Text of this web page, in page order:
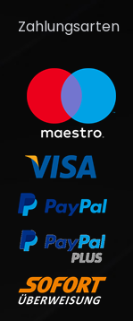
Zahlungsarten